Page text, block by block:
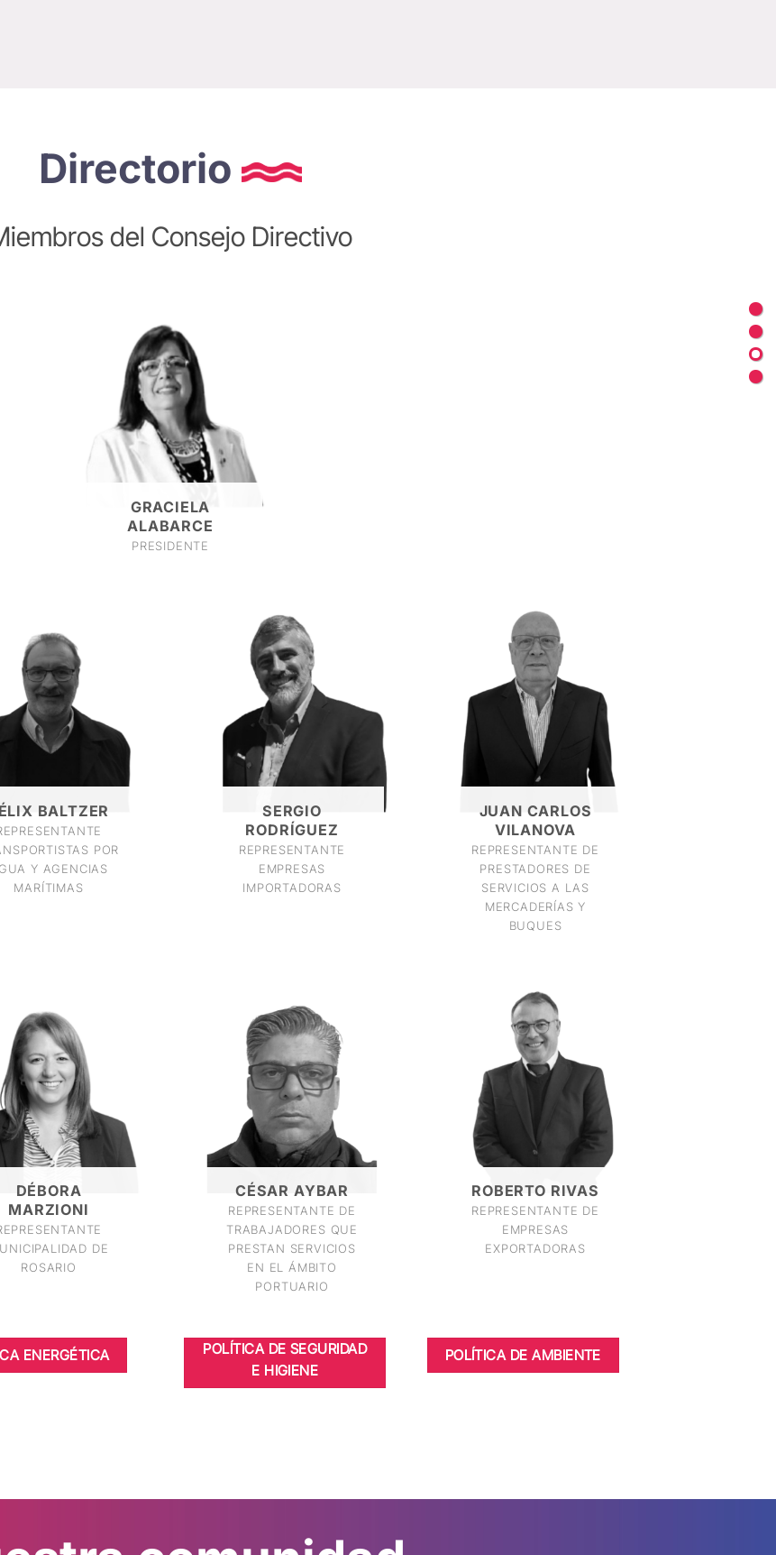
Directorio
del Consejo Directivo
GRACIELA
ALABARCE
PRESIDENTE
BALTZER
POR
Y AGENCIAS
MARÍTIMAS
SERGIO
RODRÍGUEZ
REPRESENTANTE
EMPRESAS
IMPORTADORAS
JUAN CARLOS
VILANOVA
REPRESENTANTE DE
PRESTADORES DE
SERVICIOS A LAS
MERCADERÍAS Y
BUQUES
DÉBORA
MARZIONI
DE
ROSARIO
CÉSAR AYBAR
REPRESENTANTE DE
TRABAJADORES QUE
PRESTAN SERVICIOS
EN EL ÁMBITO
PORTUARIO
ROBERTO RIVAS
REPRESENTANTE DE
EMPRESAS
EXPORTADORAS
ENERGÉTICA
POLÍTICA DE SEGURIDAD
E HIGIENE
POLÍTICA DE AMBIENTE